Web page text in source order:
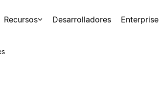
Recursos Desarrolladores Enterprise